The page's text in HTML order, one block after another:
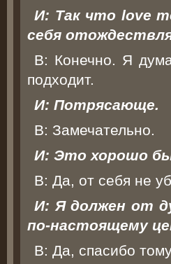
И: Так что love
себя
В: Конечно. Я
подходит.
И: Потрясающе.
В: Замечательно.
И: Это хорошо
В: Да, от себя не
И: Я должен от
по-настоящему
В: Да, спасибо